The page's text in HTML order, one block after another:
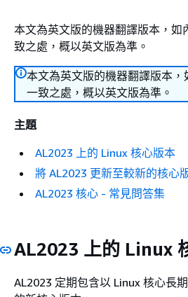
本文為英文版的機器翻譯版本，如
致之處，概以英文版為準。
本文為英文版的機器翻譯版本
一致之處，概以英文版為準。
主題
AL2023 上的 Linux 核心版本
將 AL2023 更新至較新的核心
AL2023 核心 - 常見問答集
AL2023 上的 Linux
AL2023 定期包含以 Linux 核心長